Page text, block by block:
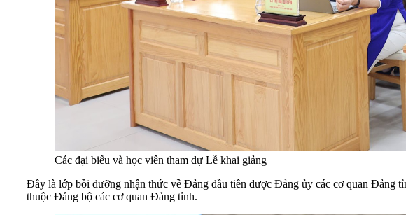
Các đại biểu và học viên tham dự Lễ khai giảng
Đây là lớp bồi dưỡng nhận thức về Đảng đầu tiên được Đảng ủy các cơ quan Đảng
thuộc Đảng bộ các cơ quan Đảng tỉnh.